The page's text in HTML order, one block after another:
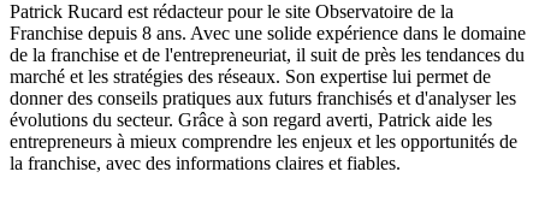
Patrick Rucard est rédacteur pour le site Observatoire de la
Franchise depuis 8 ans. Avec une solide expérience dans le domaine
de la franchise et de l'entrepreneuriat, il suit de près les tendances du
marché et les stratégies des réseaux. Son expertise lui permet de
donner des conseils pratiques aux futurs franchisés et d'analyser les
évolutions du secteur. Grâce à son regard averti, Patrick aide les
entrepreneurs à mieux comprendre les enjeux et les opportunités de
la franchise, avec des informations claires et fiables.